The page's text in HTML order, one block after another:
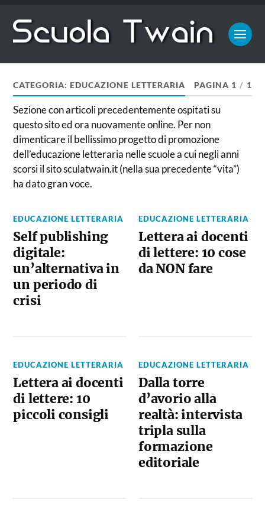
CATEGORIA:EDUCAZIONE LETTERARIA PAGINA 1 / 1
Sezione con articoli precedentemente ospitati su
questo sito ed ora nuovamente online. Per non
dimenticare il bellissimo progetto di promozione
dell’educazione letteraria nelle scuole a cui negli anni
scorsi il sito sculatwain.it (nella sua precedente “vita”)
ha dato gran voce.
EDUCAZIONE LETTERARIA
Self publishing
digitale:
un’alternativa in
un periodo di
crisi
EDUCAZIONE LETTERARIA
Lettera ai docenti
di lettere: 10 cose
da NON fare
EDUCAZIONE LETTERARIA
Lettera ai docenti
di lettere: 10
piccoli consigli
EDUCAZIONE LETTERARIA
Dalla torre
d’avorio alla
realtà: intervista
tripla sulla
formazione
editoriale